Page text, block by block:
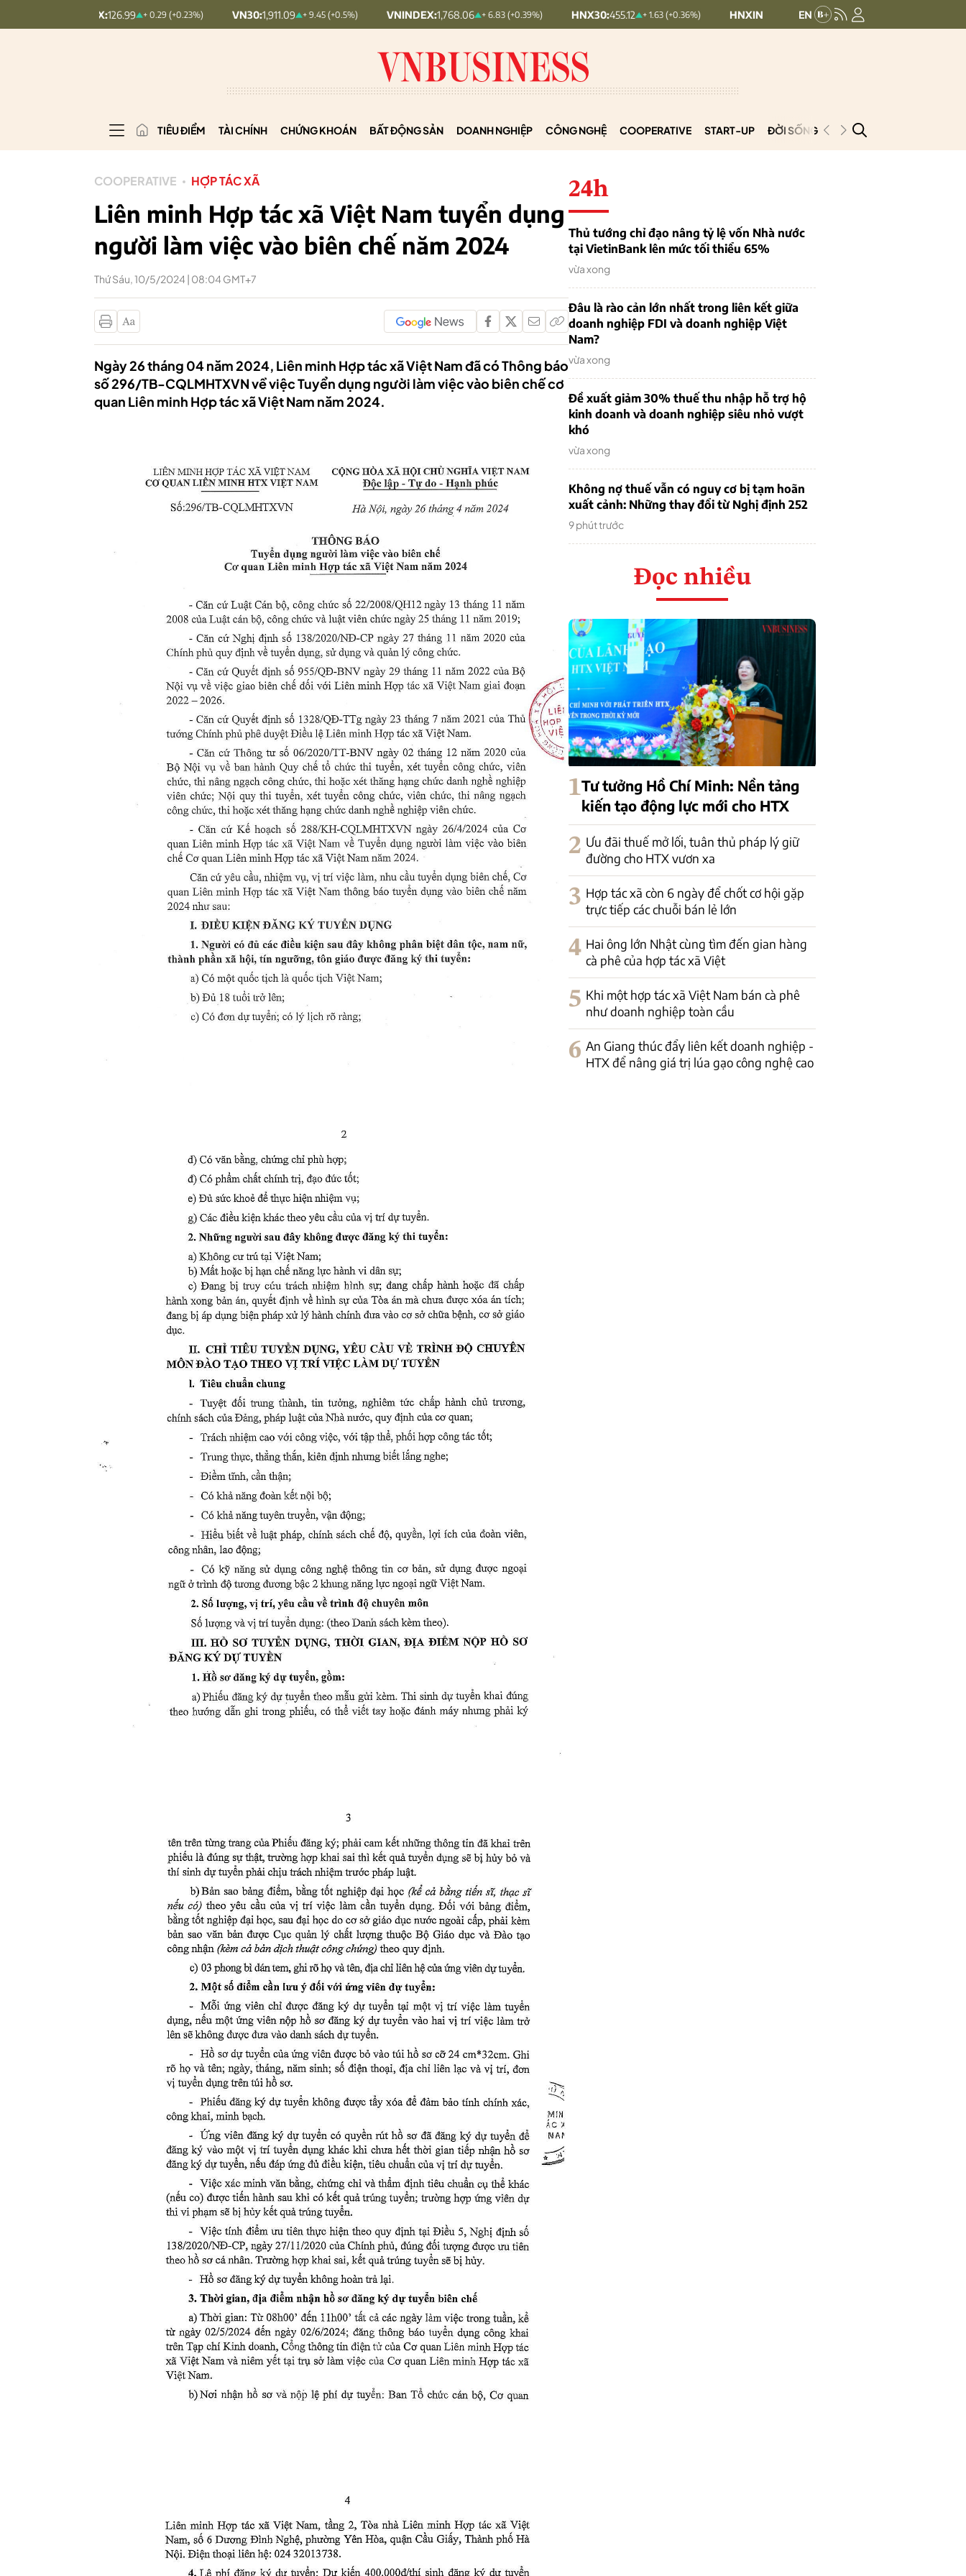
+ 0.29 (+0.23%) VN30:1,911.09 + 9.45 (+0.5%) VNINDEX: 1,768.06 + 6.83 (+0.39%) HNX30: 455.12 + 1.63 (+0.36%) HNXINDEX: 293.44 + 0.25 (+0.09%) UPCOMINDEX:
TIÊU ĐIỂM TÀI CHÍNH CHỨNG KHOÁN BẤT ĐỘNG SẢN DOANH NGHIỆP CÔNG NGHỆ COOPERATIVE START-UP ĐỜI SỐNG PODCAST
COOPERATIVE HỢP TÁC XÃ
Liên minh Hợp tác xã Việt Nam tuyển dụng
người làm việc vào biên chế năm 2024
Thứ Sáu, 10/5/2024 | 08:04 GMT+7
Ngày 26 tháng 04 năm 2024, Liên minh Hợp tác xã Việt Nam đã có Thông báo
số 296/TB-CQLMHTXVN về việc Tuyển dụng người làm việc vào biên chế cơ
quan Liên minh Hợp tác xã Việt Nam năm 2024.
24h
Thủ tướng chỉ đạo nâng tỷ lệ vốn Nhà nước
tại VietinBank lên mức tối thiểu 65%
vừa xong
Đâu là rào cản lớn nhất trong liên kết giữa
doanh nghiệp FDI và doanh nghiệp Việt
Nam?
vừa xong
Đề xuất giảm 30% thuế thu nhập hỗ trợ hộ
kinh doanh và doanh nghiệp siêu nhỏ vượt
khó
vừa xong
Không nợ thuế vẫn có nguy cơ bị tạm hoãn
xuất cảnh: Những thay đổi từ Nghị định 252
9 phút trước
Đọc nhiều
1Tư tưởng Hồ Chí Minh: Nền tảng
kiến tạo động lực mới cho HTX
2 Ưu đãi thuế mở lối, tuân thủ pháp lý giữ
đường cho HTX vươn xa
3 Hợp tác xã còn 6 ngày để chốt cơ hội gặp
trực tiếp các chuỗi bán lẻ lớn
4 Hai ông lớn Nhật cùng tìm đến gian hàng
cà phê của hợp tác xã Việt
5 Khi một hợp tác xã Việt Nam bán cà phê
như doanh nghiệp toàn cầu
6 An Giang thúc đẩy liên kết doanh nghiệp -
HTX để nâng giá trị lúa gạo công nghệ cao